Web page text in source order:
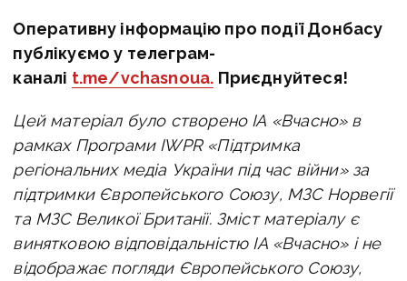
Оперативну інформацію про події Донбасу
публікуємо у телеграм-
каналі t.me/vchasnoua. Приєднуйтеся!
Цей матеріал було створено ІА «Вчасно» в
рамках Програми IWPR «Підтримка
регіональних медіа України під час війни» за
підтримки Європейського Союзу, МЗС Норвегії
та МЗС Великої Британії. Зміст матеріалу є
винятковою відповідальністю ІА «Вчасно» i не
відображає погляди Європейського Союзу,